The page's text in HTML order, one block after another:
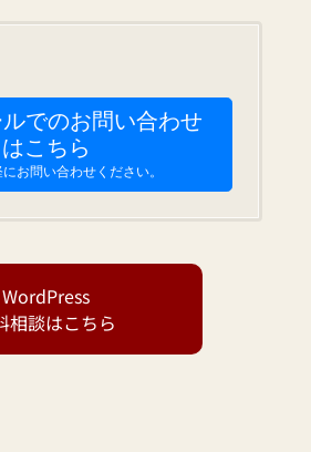
ルでのお問い合わせ
はこちら
お問い合わせください。
WordPress
相談はこちら